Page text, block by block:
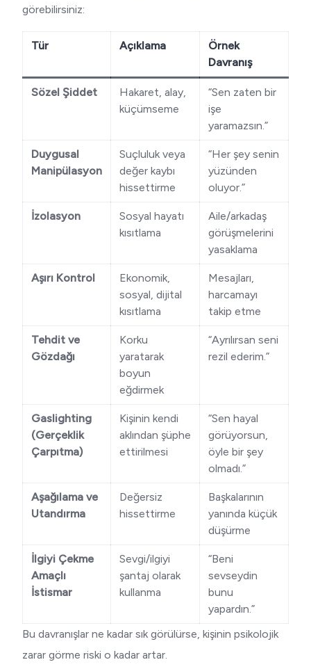
görebilirsiniz:
Tür Açıklama
Örnek
Davranış
Sözel Şiddet
Hakaret, alay,
küçümseme
“Sen zaten bir
işe
yaramazsın.”
Duygusal
Manipülasyon
Suçluluk veya
değer kaybı
hissettirme
“Her şey senin
yüzünden
oluyor.”
İzolasyon
Sosyal hayatı
kısıtlama
Aile/arkadaş
görüşmelerini
yasaklama
Aşırı Kontrol
Ekonomik,
sosyal, dijital
kısıtlama
Mesajları,
harcamayı
takip etme
Tehdit ve
Gözdağı
Korku
yaratarak
boyun
eğdirmek
“Ayrılırsan seni
rezil ederim.”
Gaslighting
(Gerçeklik
Çarpıtma)
Kişinin kendi
aklından şüphe
ettirilmesi
“Sen hayal
görüyorsun,
öyle bir şey
olmadı.”
Aşağılama ve
Utandırma
Değersiz
hissettirme
Başkalarının
yanında küçük
düşürme
İlgiyi Çekme
Amaçlı
İstismar
Sevgi/ilgiyi
şantaj olarak
kullanma
“Beni
sevseydin
bunu
yapardın.”
Bu davranışlar ne kadar sık görülürse, kişinin psikolojik
zarar görme riski o kadar artar.